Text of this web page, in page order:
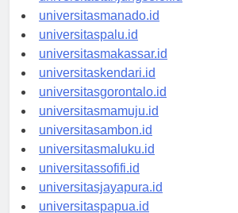
universitastanjungselor.id
universitasmanado.id
universitaspalu.id
universitasmakassar.id
universitaskendari.id
universitasgorontalo.id
universitasmamuju.id
universitasambon.id
universitasmaluku.id
universitassofifi.id
universitasjayapura.id